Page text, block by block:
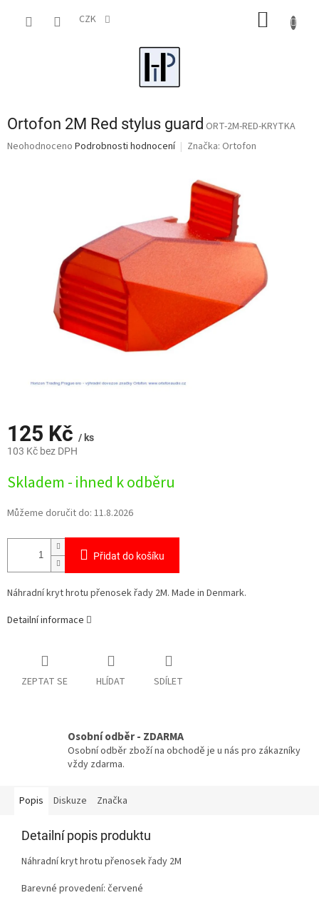
CZK
Ortofon 2M Red stylus guard ORT-2M-RED-KRYTKA
Průměrné
Neohodnoceno Podrobnosti hodnocení Značka: Ortofon
125 Kč / ks
103 Kč bez DPH
cena:
Skladem - ihned k odběru
Můžeme doručit do: 11.8.2026
Přidat do košíku
Náhradní kryt hrotu přenosek řady 2M. Made in Denmark.
Detailní informace
ZEPTAT SE HLÍDAT SDÍLET
Osobní odběr - ZDARMA
Osobní odběr zboží na obchodě je u nás pro zákazníky
vždy zdarma.
Popis Diskuze Značka
Detailní popis produktu
Náhradní kryt hrotu přenosek řady 2M
Barevné provedení: červené